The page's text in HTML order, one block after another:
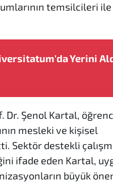
temsilcileri ile
Yerini
Dr. Şenol Kartal,
mesleki ve kişisel
Sektör destekli
ifade eden Kartal,
büyük